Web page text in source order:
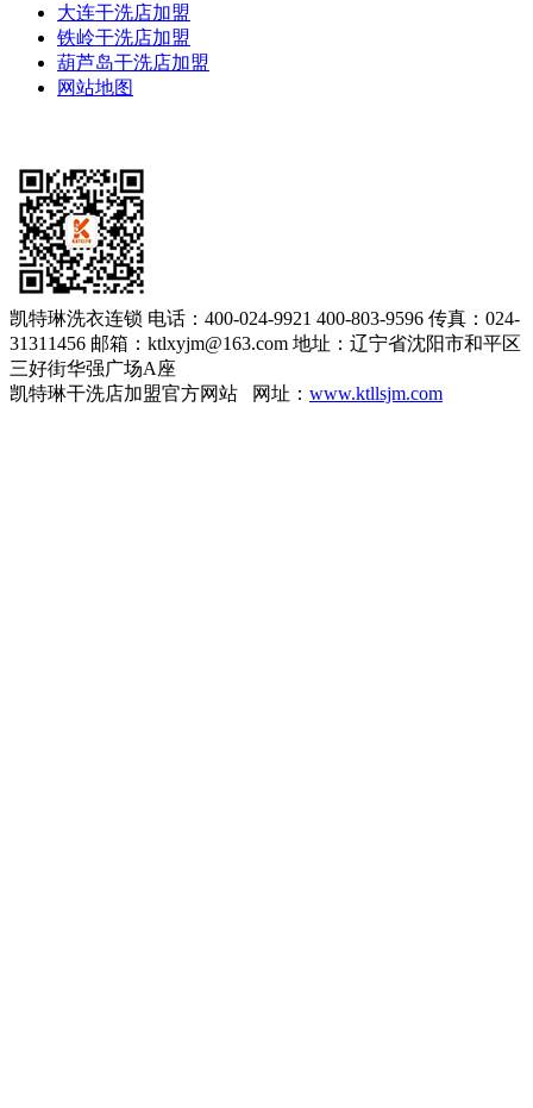
大连干洗店加盟
铁岭干洗店加盟
葫芦岛干洗店加盟
网站地图
凯特琳洗衣连锁 电话：400-024-9921 400-803-9596 传真：024-
31311456 邮箱：ktlxyjm@163.com 地址：辽宁省沈阳市和平区
三好街华强广场A座
凯特琳干洗店加盟官方网站 网址： www.ktllsjm.com